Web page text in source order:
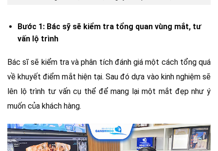
Bước 1: Bác sỹ sẽ kiểm tra tổng quan vùng mắt, tư
vấn lộ trình
Bác sĩ sẽ kiểm tra và phân tích đánh giá một cách tổng quá
về khuyết điểm mắt hiện tại. Sau đó dựa vào kinh nghiệm sẽ
lên lộ trình tư vấn cụ thể để mang lại một mắt đẹp như ý
muốn của khách hàng.